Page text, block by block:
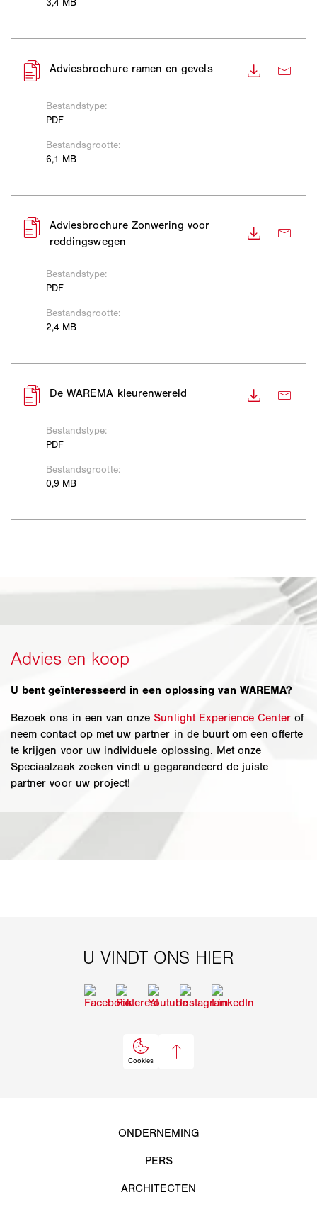
U bent geïnteresseerd in een oplossing van WAREMA?
Bezoek ons in een van onzeSunlight Experience Centerof
neem contact op met uw partner in de buurt om een offerte
te krijgen voor uw individuele oplossing. Met onze
Speciaalzaak zoeken vindt u gegarandeerd de juiste
partner voor uw project!